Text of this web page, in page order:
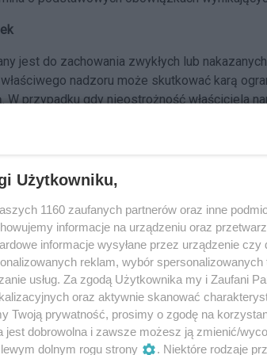
jest do zachowania zwykłych lub
nadzoru może skutkować karą
W przypadku gdy nieostrożność właściciela
trafić na grunt prawa karnego - Kodeks karny
się z posesji. Wałęsające się zwierzęta
a w konsekwencji mogą być przyczyną
musi zostać zaszczepiony przeciwko
należy następnie powtarzać co 12
są do uzyskania stosownego
Użytkowniku,
1160 zaufanych partnerów oraz inne
informacje na urządzeniu oraz
informacje wysyłane przez urządzenie
reklam, wybór
usług. Za zgodą Użytkownika my i Zaufani
oraz aktywnie skanować
Twoją prywatność, prosimy o zgodę na
jest dobrowolna i zawsze możesz ją zmienić/
dolnym rogu strony
. Niektóre rodzaje